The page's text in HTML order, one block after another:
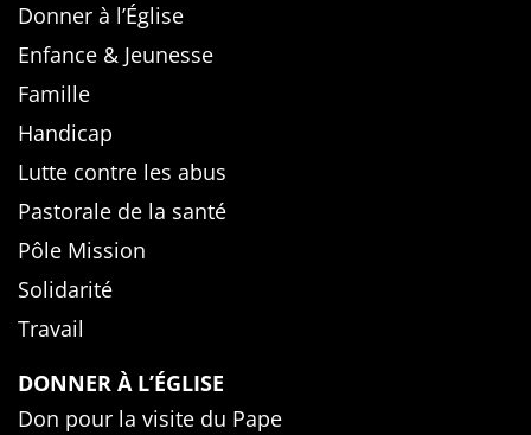
Donner à l’Église
Enfance & Jeunesse
Famille
Handicap
Lutte contre les abus
Pastorale de la santé
Pôle Mission
Solidarité
Travail
DONNER À L’ÉGLISE
Don pour la visite du Pape